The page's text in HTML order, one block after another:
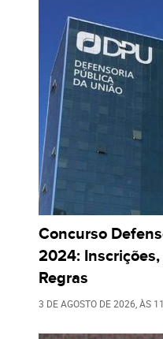
Concurso
2024:
Regras
3 DE AGOSTO DE 2026 , ÀS